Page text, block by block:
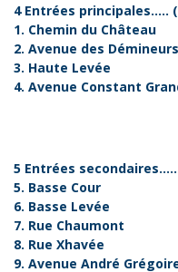
4 Entrées principales…..
1. Chemin du Château
2. Avenue des Démineurs
3. Haute Levée
4. Avenue Constant
5 Entrées secondaires…..
5. Basse Cour
6. Basse Levée
7. Rue Chaumont
8. Rue Xhavée
9. Avenue André